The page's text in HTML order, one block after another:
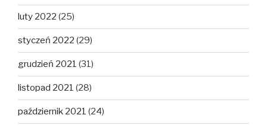
luty 2022 (25)
styczeń 2022 (29)
grudzień 2021 (31)
listopad 2021 (28)
październik 2021 (24)